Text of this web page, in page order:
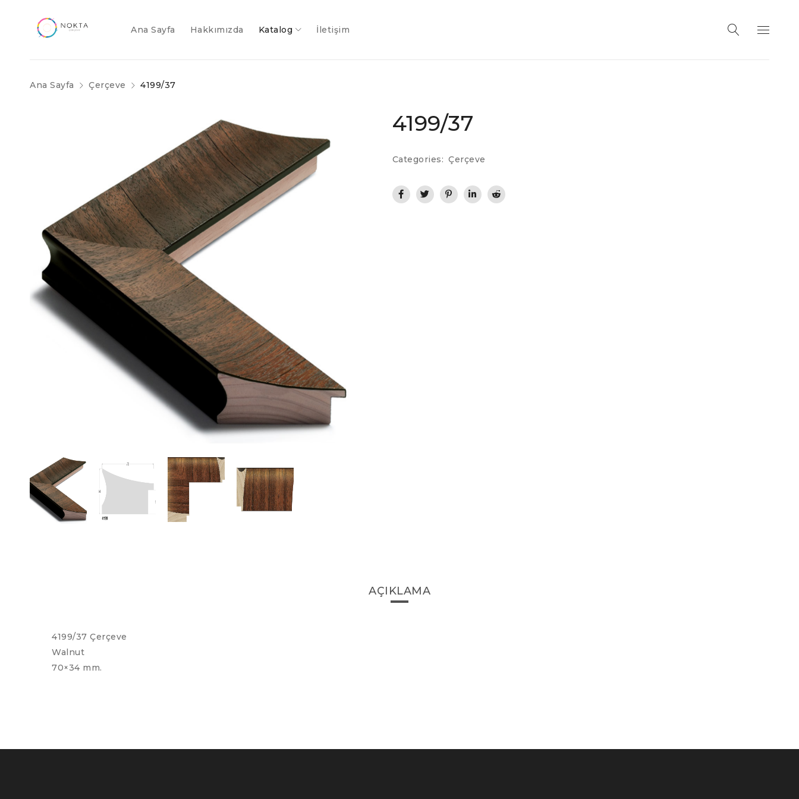
Ana Sayfa Hakkımızda Katalog İletişim
Ana Sayfa Çerçeve 4199/37
4199/37
Categories: Çerçeve
AÇIKLAMA
4199/37 Çerçeve
Walnut
70×34 mm.